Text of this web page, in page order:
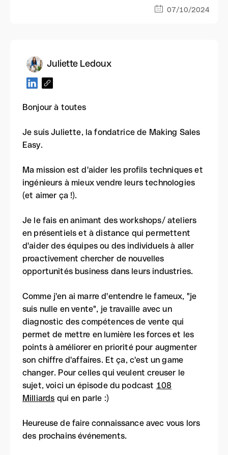
07/10/2024
Juliette Ledoux
Bonjour à toutes
Je suis Juliette, la fondatrice de Making Sales
Easy.
Ma mission est d'aider les profils techniques et
ingénieurs à mieux vendre leurs technologies
(et aimer ça !).
Je le fais en animant des workshops/ ateliers
en présentiels et à distance qui permettent
d'aider des équipes ou des individuels à aller
proactivement chercher de nouvelles
opportunités business dans leurs industries.
Comme j'en ai marre d'entendre le fameux, "je
suis nulle en vente", je travaille avec un
diagnostic des compétences de vente qui
permet de mettre en lumière les forces et les
points à améliorer en priorité pour augmenter
son chiffre d'affaires. Et ça, c'est un game
changer. Pour celles qui veulent creuser le
sujet, voici un épisode du podcast 108
Milliards qui en parle :)
Heureuse de faire connaissance avec vous lors
des prochains événements.